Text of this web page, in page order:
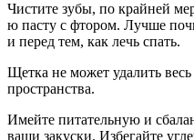
Чистите зубы, по крайней
ю пасту с фтором. Лучше
и перед тем, как лечь спать.
Щетка не может удалить
пространства.
Имейте питательную и
ваши закуски. Избегайте